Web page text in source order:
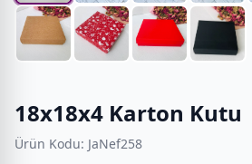
18x18x4 Karton Kutu
Ürün Kodu: JaNef258